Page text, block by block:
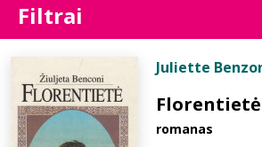
Filtrai
Juliette
romanas